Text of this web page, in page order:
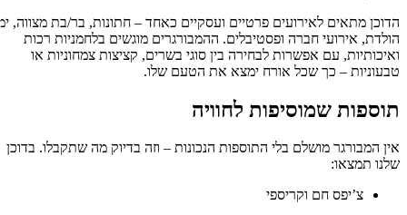
מתאים לאירועים פרטיים ועסקיים כאחד – חתונות, בר/בת מצווה, ימי
אירועי חברה ופסטיבלים. ההמבורגרים מוגשים בלחמניות רכות
עם אפשרות לבחירה בין סוגי בשרים, קציצות צמחוניות או
– כך שכל אורח ימצא את הטעם שלו.
שמוסיפות לחוויה
המבורגר מושלם בלי התוספות הנכונות – וזה בדיוק מה שתקבלו. בדוכן
תמצאו:
צ’יפס חם וקריספי